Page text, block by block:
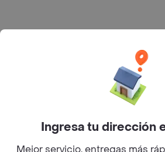
Bogotá D.C. ---
Ingresa tu dirección
Mejor servicio, entregas más